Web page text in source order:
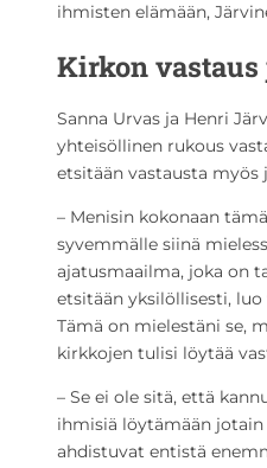
ihmisten elämään,
Kirkon
Sanna Urvas ja Henri
yhteisöllinen rukous
etsitään vastausta myös
– Menisin kokonaan
syvemmälle siinä
ajatusmaailma, joka on
etsitään yksilöllisesti,
Tämä on mielestäni se,
kirkkojen tulisi löytää
– Se ei ole sitä, että
ihmisiä löytämään jotain
ahdistuvat entistä